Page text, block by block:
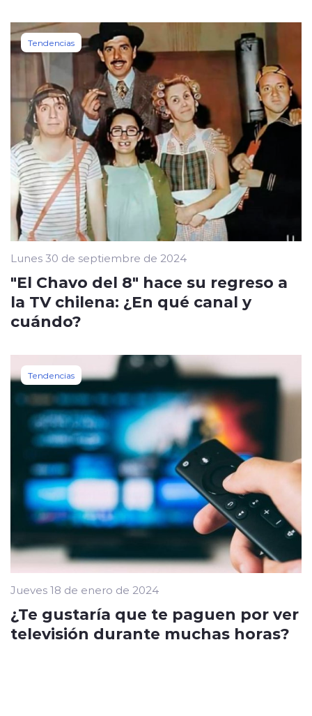
Tendencias
Lunes 30 de septiembre de 2024
"El Chavo del 8" hace su regreso a
la TV chilena: ¿En qué canal y
cuándo?
Tendencias
Jueves 18 de enero de 2024
¿Te gustaría que te paguen por ver
televisión durante muchas horas?